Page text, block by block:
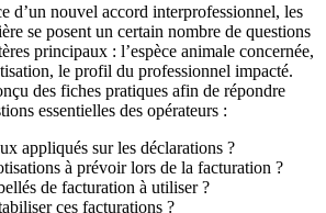
d’un nouvel accord interprofessionnel, les
se posent un certain nombre de questions
principaux : l’espèce animale concernée,
le profil du professionnel impacté.
des fiches pratiques afin de répondre
essentielles des opérateurs :
appliqués sur les déclarations ?
à prévoir lors de la facturation ?
de facturation à utiliser ?
ces facturations ?